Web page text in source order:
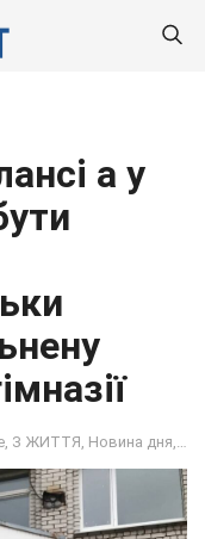
а у
З ЖИТТЯ Новина дня